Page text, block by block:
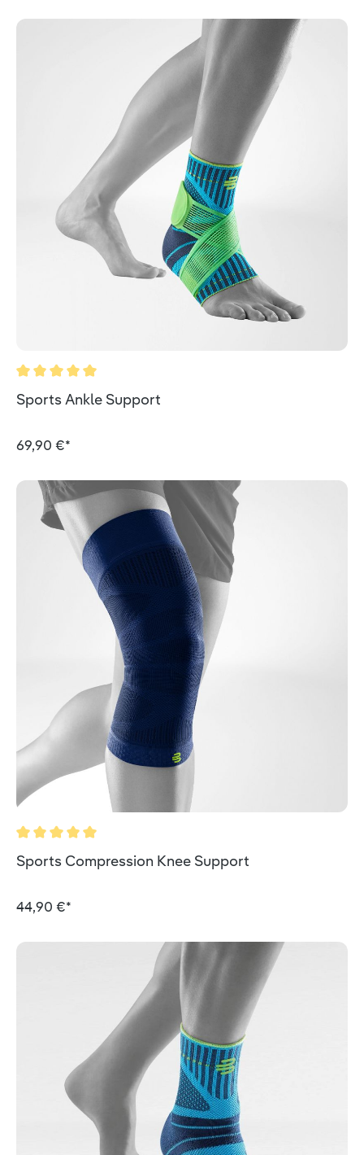
Durchschnittliche Bewertung von 5 von 5 Sternen
Sports Ankle Support
69,90 €*
Durchschnittliche Bewertung von 5 von 5 Sternen
Sports Compression Knee Support
44,90 €*